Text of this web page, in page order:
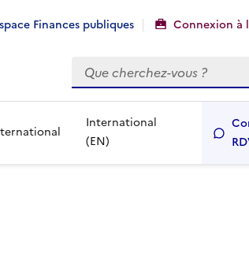
Finances publiques Connexion à
Rechercher
International
(EN)